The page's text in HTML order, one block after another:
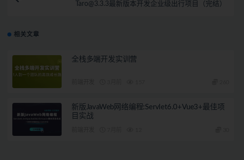
Taro@3.3.3最新版本开发企业级出行项目（完结）
相关文章
全栈多端开发实训营
新版JavaWeb网络编程:Servlet6.0+Vue3+最佳项
目实战